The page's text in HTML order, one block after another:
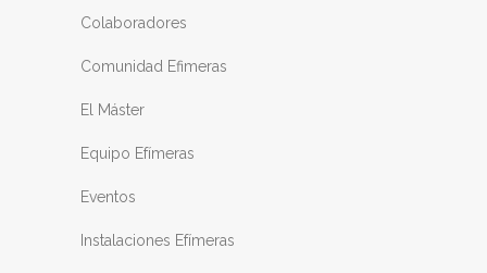
Colaboradores
Comunidad Efimeras
El Máster
Equipo Efímeras
Eventos
Instalaciones Efímeras